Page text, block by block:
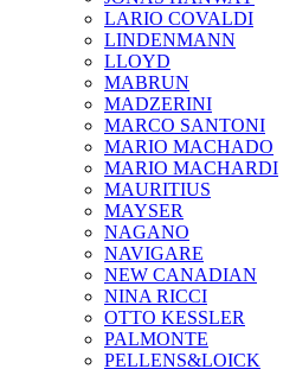
LARIO COVALDI
LINDENMANN
LLOYD
MABRUN
MADZERINI
MARCO SANTONI
MARIO MACHADO
MARIO MACHARDI
MAURITIUS
MAYSER
NAGANO
NAVIGARE
NEW CANADIAN
NINA RICCI
OTTO KESSLER
PALMONTE
PELLENS&LOICK